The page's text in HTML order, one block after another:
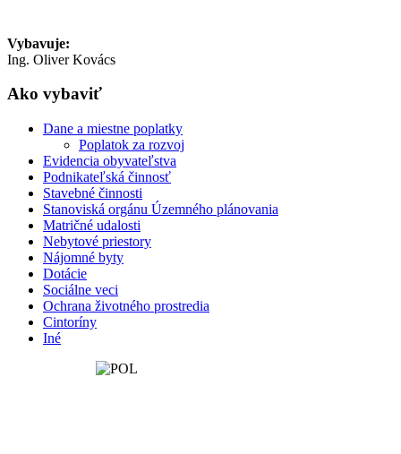
Vybavuje:
Ing. Oliver Kovács
Ako vybaviť
Dane a miestne poplatky
Poplatok za rozvoj
Evidencia obyvateľstva
Podnikateľská činnosť
Stavebné činnosti
Stanoviská orgánu Územného plánovania
Matričné udalosti
Nebytové priestory
Nájomné byty
Dotácie
Sociálne veci
Ochrana životného prostredia
Cintoríny
Iné